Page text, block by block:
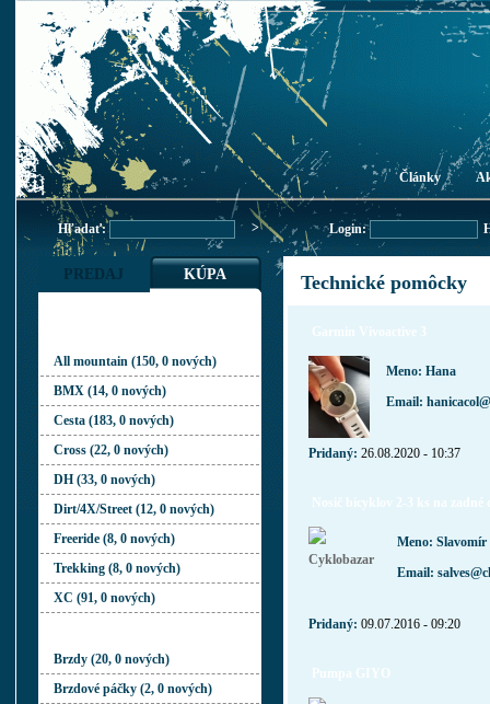
Články
Hľadať: > Login:
PREDAJ KÚPA
All mountain (150, 0 nových)
BMX (14, 0 nových)
Cesta (183, 0 nových)
Cross (22, 0 nových)
DH (33, 0 nových)
Dirt/4X/Street (12, 0 nových)
Freeride (8, 0 nových)
Trekking (8, 0 nových)
XC (91, 0 nových)
Brzdy (20, 0 nových)
Brzdové páčky (2, 0 nových)
Technické pomôcky
Garmin Vivoactive 3
Meno: Hana
Email:
Pridaný: 26.08.2020 - 10:37
Nosič bicyklov 2-3 ks na zadné
Meno: Slavomír
Email:
Pridaný: 09.07.2016 - 09:20
Pumpa GIYO